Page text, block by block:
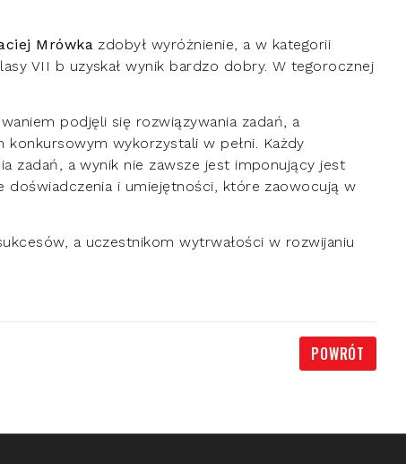
Mrówka zdobył wyróżnienie, a w kategorii
VII b uzyskał wynik bardzo dobry. W tegorocznej
podjęli się rozwiązywania zadań, a
wykorzystali w pełni. Każdy
zadań, a wynik nie zawsze jest imponujący jest
doświadczenia i umiejętności, które zaowocują w
a uczestnikom wytrwałości w rozwijaniu
POWRÓT